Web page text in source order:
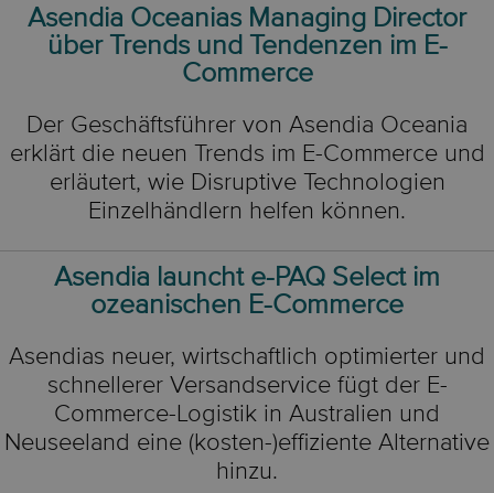
Asendia Oceanias Managing Director
über Trends und Tendenzen im E-
Commerce
Der Geschäftsführer von Asendia Oceania
erklärt die neuen Trends im E-Commerce und
erläutert, wie Disruptive Technologien
Einzelhändlern helfen können.
Asendia launcht e-PAQ Select im
ozeanischen E-Commerce
Asendias neuer, wirtschaftlich optimierter und
schnellerer Versandservice fügt der E-
Commerce-Logistik in Australien und
Neuseeland eine (kosten-)effiziente Alternative
hinzu.